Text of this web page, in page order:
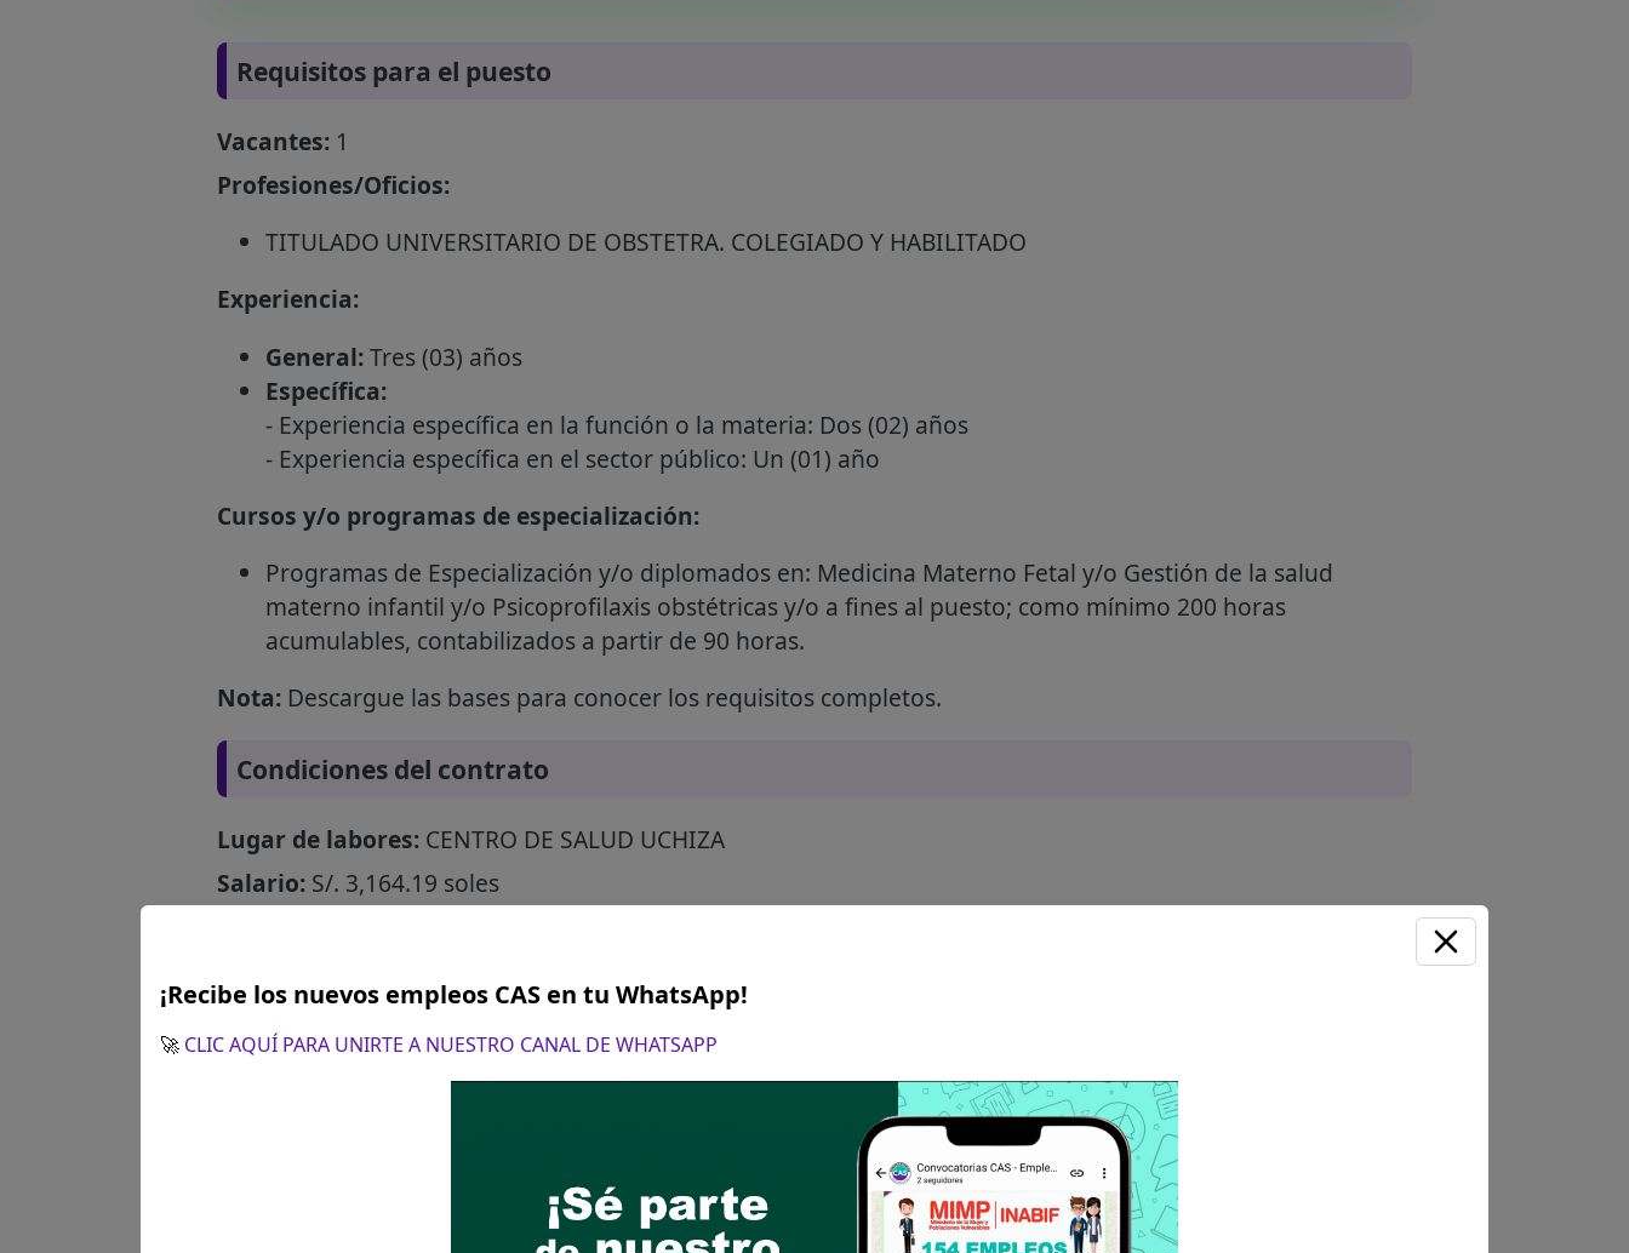
Requisitos para el puesto
Vacantes:1
Profesiones/Oficios:
TITULADO UNIVERSITARIO DE OBSTETRA. COLEGIADO Y HABILITADO
Experiencia:
General:Tres (03) años
Específica:
- Experiencia específica en la función o la materia: Dos (02) años
- Experiencia específica en el sector público: Un (01) año
Cursos y/o programas de especialización:
Programas de Especialización y/o diplomados en: Medicina Materno Fetal y/o Gestión de la salud
materno infantil y/o Psicoprofilaxis obstétricas y/o a fines al puesto; como mínimo 200 horas
acumulables, contabilizados a partir de 90 horas.
Nota:Descargue las bases para conocer los requisitos completos.
Condiciones del contrato
Lugar de labores:CENTRO DE SALUD UCHIZA
Salario:S/. 3,164.19 soles
¡Recibe los nuevos empleos CAS en tu WhatsApp!
🚀 CLIC AQUÍ PARA UNIRTE A NUESTRO CANAL DE WHATSAPP